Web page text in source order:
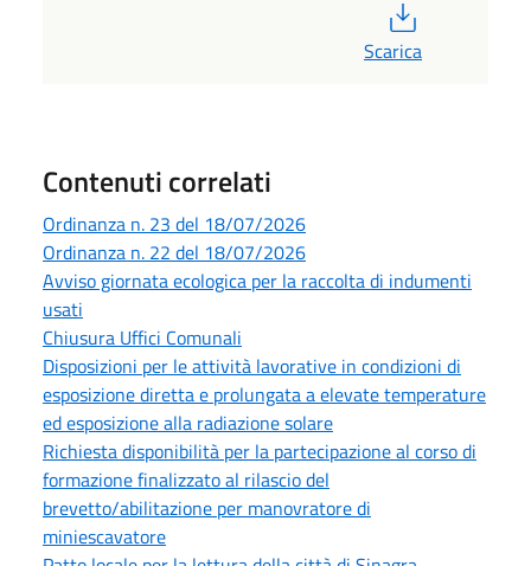
Scarica
Contenuti correlati
Ordinanza n. 23 del 18/07/2026
Ordinanza n. 22 del 18/07/2026
Avviso giornata ecologica per la raccolta di indumenti
usati
Chiusura Uffici Comunali
Disposizioni per le attività lavorative in condizioni di
esposizione diretta e prolungata a elevate temperature
ed esposizione alla radiazione solare
Richiesta disponibilità per la partecipazione al corso di
formazione finalizzato al rilascio del
brevetto/abilitazione per manovratore di
miniescavatore